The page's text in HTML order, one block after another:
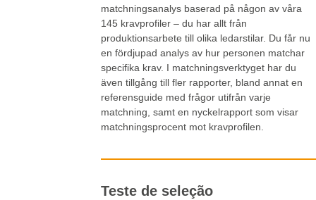
matchningsanalys baserad på någon av våra
145 kravprofiler – du har allt från
produktionsarbete till olika ledarstilar. Du får nu
en fördjupad analys av hur personen matchar
specifika krav. I matchningsverktyget har du
även tillgång till fler rapporter, bland annat en
referensguide med frågor utifrån varje
matchning, samt en nyckelrapport som visar
matchningsprocent mot kravprofilen.
Teste de seleção